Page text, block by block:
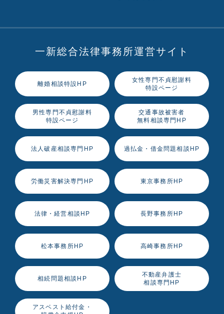
一新総合法律事務所運営サイト
離婚相談特設HP
女性専門不貞慰謝料
特設ページ
男性専門不貞慰謝料
特設ページ
交通事故被害者
無料相談専門HP
法人破産相談専門HP 過払金・借金問題相談HP
労働災害解決専門HP 東京事務所HP
法律・経営相談HP 長野事務所HP
松本事務所HP 高崎事務所HP
相続問題相談HP
不動産弁護士
相談専門HP
アスベスト給付金・